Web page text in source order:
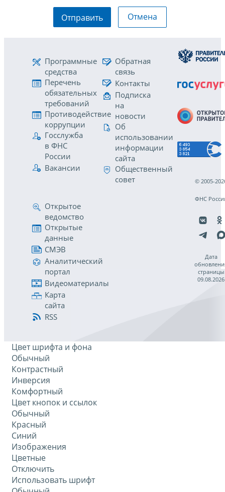
Отправить Отмена
Программные
средства
Перечень
обязательных
требований
Противодействие
коррупции
Госслужба
в ФНС
России
Вакансии
Обратная
связь
Контакты
Подписка
на
новости
Об
использовании
информации
сайта
Общественный
совет
Открытое
ведомство
Открытые
данные
СМЭВ
Аналитический
портал
Видеоматериалы
Карта
сайта
RSS
© 2005-
ФНС
Дата
страницы
09.08.2026
Цвет шрифта и фона
Обычный
Контрастный
Инверсия
Комфортный
Цвет кнопок и ссылок
Обычный
Красный
Синий
Изображения
Цветные
Отключить
Использовать шрифт